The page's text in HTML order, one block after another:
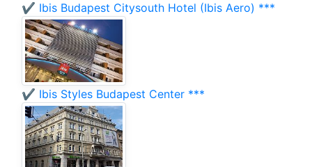
✔️ Ibis Budapest Citysouth Hotel (Ibis Aero) ***
✔️ Ibis Styles Budapest Center ***